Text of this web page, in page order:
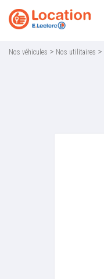
Accueil
Nos véhicules > Nos utilitaires >